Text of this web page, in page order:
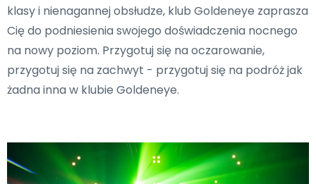
klasy i nienagannej obsłudze, klub Goldeneye zaprasza
Cię do podniesienia swojego doświadczenia nocnego
na nowy poziom. Przygotuj się na oczarowanie,
przygotuj się na zachwyt - przygotuj się na podróż jak
żadna inna w klubie Goldeneye.